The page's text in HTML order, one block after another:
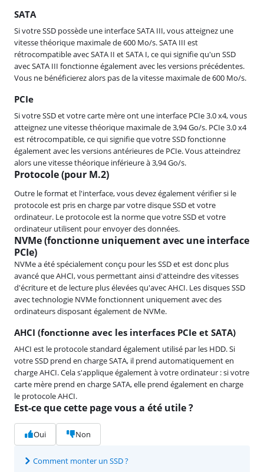
SATA
Si votre SSD possède une interface SATA III, vous atteignez une
vitesse théorique maximale de 600 Mo/s. SATA III est
rétrocompatible avec SATA II et SATA I, ce qui signifie qu'un SSD
avec SATA III fonctionne également avec les versions précédentes.
Vous ne bénéficierez alors pas de la vitesse maximale de 600 Mo/s.
PCIe
Si votre SSD et votre carte mère ont une interface PCIe 3.0 x4, vous
atteignez une vitesse théorique maximale de 3,94 Go/s. PCIe 3.0 x4
est rétrocompatible, ce qui signifie que votre SSD fonctionne
également avec les versions antérieures de PCIe. Vous atteindrez
alors une vitesse théorique inférieure à 3,94 Go/s.
Protocole (pour M.2)
Outre le format et l'interface, vous devez également vérifier si le
protocole est pris en charge par votre disque SSD et votre
ordinateur. Le protocole est la norme que votre SSD et votre
ordinateur utilisent pour envoyer des données.
NVMe (fonctionne uniquement avec une interface
PCIe)
NVMe a été spécialement conçu pour les SSD et est donc plus
avancé que AHCI, vous permettant ainsi d'atteindre des vitesses
d'écriture et de lecture plus élevées qu'avec AHCI. Les disques SSD
avec technologie NVMe fonctionnent uniquement avec des
ordinateurs disposant également de NVMe.
AHCI (fonctionne avec les interfaces PCIe et SATA)
AHCI est le protocole standard également utilisé par les HDD. Si
votre SSD prend en charge SATA, il prend automatiquement en
charge AHCI. Cela s'applique également à votre ordinateur : si votre
carte mère prend en charge SATA, elle prend également en charge
le protocole AHCI.
Est-ce que cette page vous a été utile ?
Oui Non
Comment monter un SSD ?